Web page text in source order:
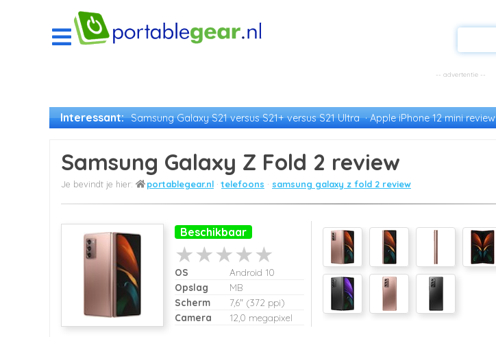
Interessant: Samsung Galaxy S21 versus S21+ versus S21 Ultra Apple iPhone 12 mini review
Samsung Galaxy Z Fold 2 review
portablegear.nl telefoons samsung galaxy z fold 2 review
Beschikbaar
OS
Android 10
Opslag
MB
Scherm
7,6" (372 ppi)
Camera
12,0 megapixel